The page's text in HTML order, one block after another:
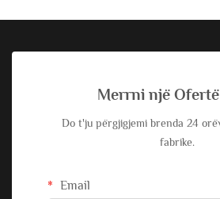
Merrni një Ofertë
Do t'ju përgjigjemi brenda 24
fabrike.
Email